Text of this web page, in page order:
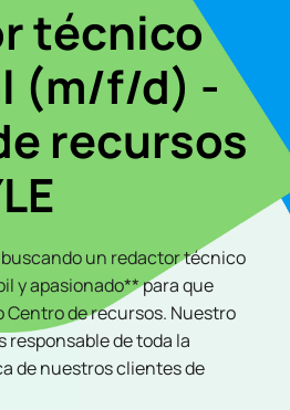
técnico
(m/f/d) -
recursos
un redactor técnico
y apasionado** para que
de recursos. Nuestro
responsable de toda la
de nuestros clientes de